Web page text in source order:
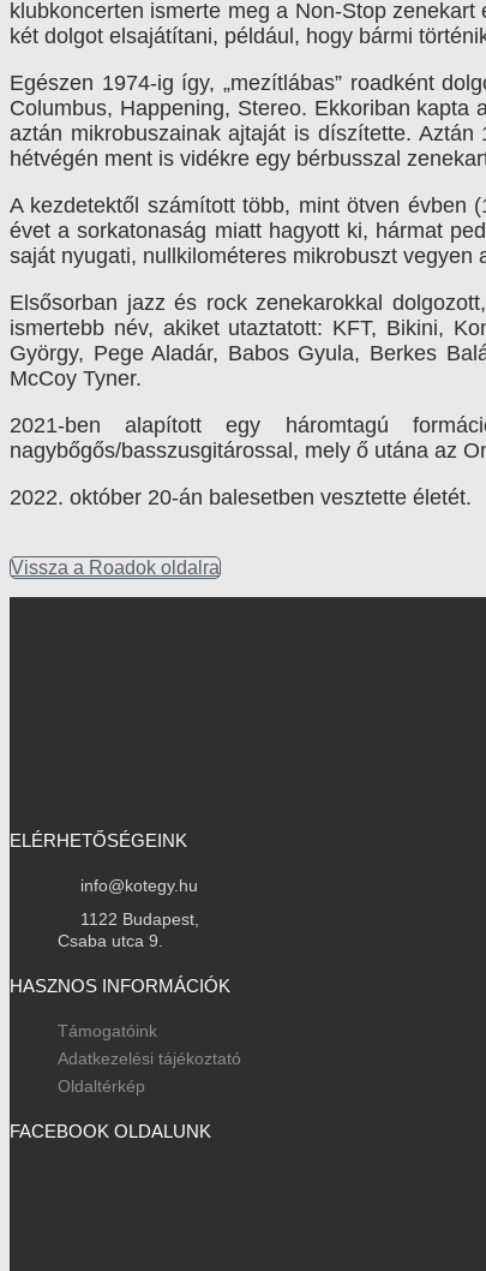
klubkoncerten ismerte meg a Non-Stop zenekart
két dolgot elsajátítani, például, hogy bármi
Egészen 1974-ig így, „mezítlábas” roadként
Columbus, Happening, Stereo. Ekkoriban
aztán mikrobuszainak ajtaját is díszítette.
hétvégén ment is vidékre egy bérbusszal
A kezdetektől számított több, mint ötven évben
évet a sorkatonaság miatt hagyott ki, hármat
saját nyugati, nullkilométeres mikrobuszt vegyen
Elsősorban jazz és rock zenekarokkal
ismertebb név, akiket utaztatott: KFT, Bikini,
György, Pege Aladár, Babos Gyula, Berkes
McCoy Tyner.
2021-ben alapított egy háromtagú
nagybőgős/basszusgitárossal, mely ő utána az
2022. október 20-án balesetben vesztette életét.
Vissza a Roadok oldalra
ELÉRHETŐSÉGEINK
info@kotegy.hu
1122 Budapest,
Csaba utca 9.
HASZNOS INFORMÁCIÓK
Támogatóink
Adatkezelési tájékoztató
Oldaltérkép
FACEBOOK OLDALUNK